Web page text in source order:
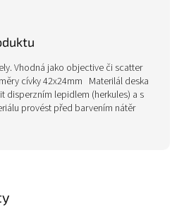
Vhodná jako objective či scatter
cívky 42x24mm Materilál deska
disperzním lepidlem (herkules) a s
provést před barvením nátěr